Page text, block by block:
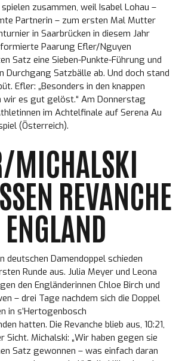
zusammen, weil Isabel Lohau –
Partnerin – zum ersten Mal Mutter
in Saarbrücken in diesem Jahr
Paarung Efler/Nguyen
Satz eine Sieben-Punkte-Führung und
Durchgang Satzbälle ab. Und doch stand
Efler: „Besonders in den knappen
wir es gut gelöst.“ Am Donnerstag
im Achtelfinale auf Serena Au
(Österreich).
MICHALSKI
REVANCHE
deutschen Damendoppel schieden
Runde aus. Julia Meyer und Leona
den Engländerinnen Chloe Birch und
– drei Tage nachdem sich die Doppel
in s’Hertogenbosch
hatten. Die Revanche blieb aus, 10:21,
Sicht. Michalski: „Wir haben gegen sie
Satz gewonnen – was einfach daran